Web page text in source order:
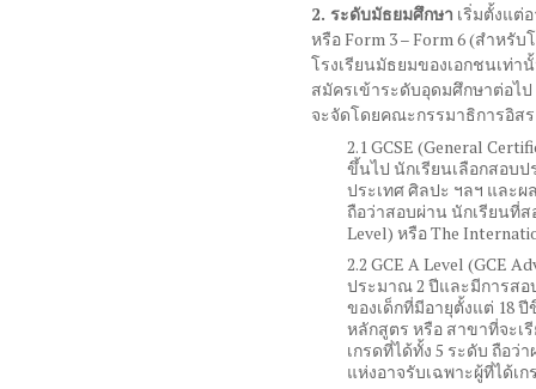
2. ระดับมัธยมศึกษา เริ่มตั้งแต่
หรือ Form 3 – Form 6 (สำหรับ
โรงเรียนมัธยมของเอกชนเท่
สมัครเข้าระดับอุดมศึกษาต่อไ
จะจัดโดยคณะกรรมาธิการอิส
2.1 GCSE (General
ขึ้นไป นักเรียนเลือกสอบ
ประเทศ ศิลปะ ฯลฯ และ
ถือว่าสอบผ่าน นักเรียนที่
Level) หรือThe
2.2 GCE A Level (GCE
ประมาณ 2 ปีและมีการส
ของเด็กที่มีอายุตั้งแต่ 18ปี
หลักสูตร หรือ สาขาที่จะ
เกรดที่ได้ทั้ง 5 ระดับ ถือว่
แห่งอาจรับเฉพาะผู้ที่ได้เ